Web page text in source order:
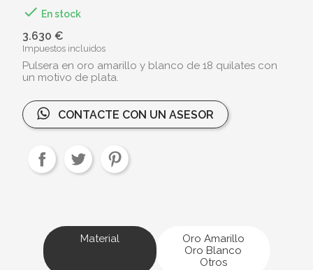
 En stock
3.630 €
Impuestos incluidos
Pulsera en oro amarillo y blanco de 18 quilates con
un motivo de plata.
CONTACTE CON UN ASESOR
Material
Oro Amarillo
Oro Blanco
Otros